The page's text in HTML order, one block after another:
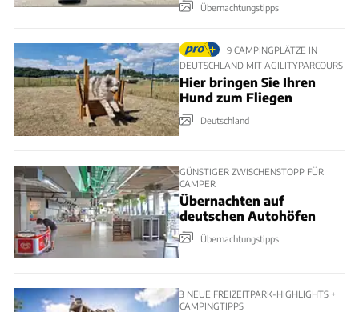
Übernachtungstipps
9 CAMPINGPLÄTZE IN
DEUTSCHLAND MIT AGILITYPARCOURS
Hier bringen Sie Ihren
Hund zum Fliegen
Deutschland
GÜNSTIGER ZWISCHENSTOPP FÜR
CAMPER
Übernachten auf
deutschen Autohöfen
Übernachtungstipps
3 NEUE FREIZEITPARK-HIGHLIGHTS +
CAMPINGTIPPS